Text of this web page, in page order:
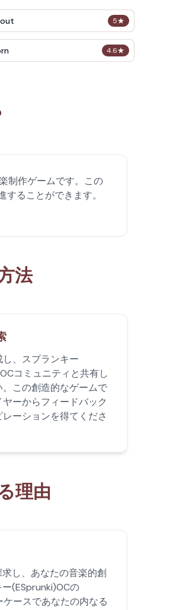
5★
4.6★
制作ゲームです。この
ることができます。
法
、スプランキー
コミュニティと共有し
。この創造的なゲームで
ーからフィードバック
ーションを得てくださ
理由
し、あなたの音楽的創
(ESprunki)OCの
ースであなたの内なる